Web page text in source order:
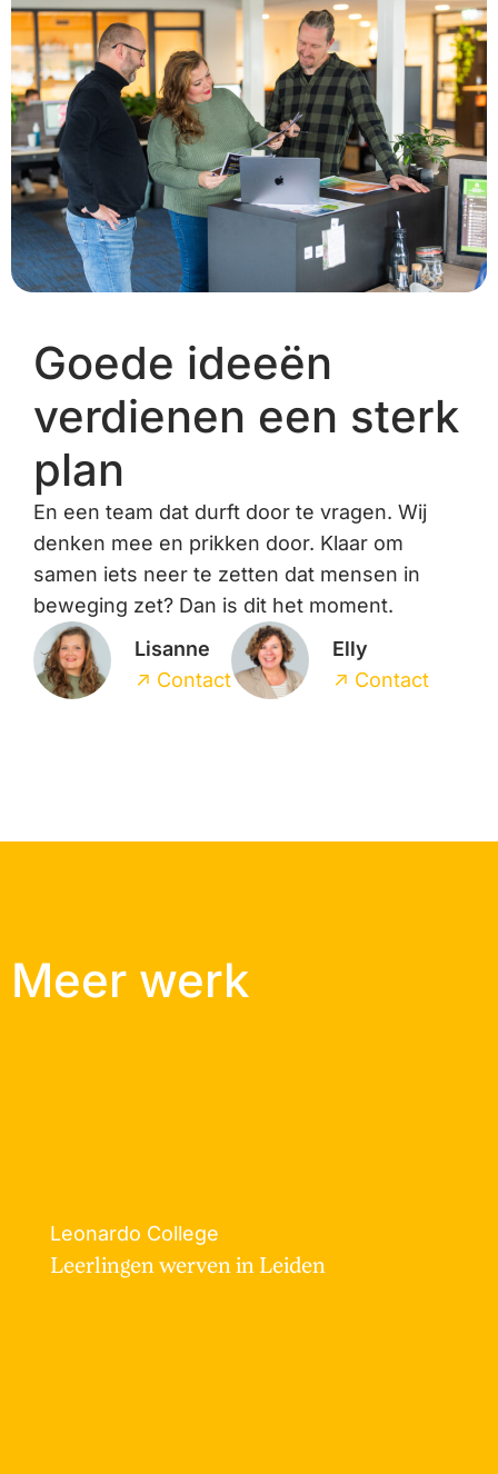
Goede ideeën
verdienen een sterk
plan
En een team dat durft door te vragen. Wij
denken mee en prikken door. Klaar om
samen iets neer te zetten dat mensen in
beweging zet? Dan is dit het moment.
Lisanne
↑ Contact
Elly
↑ Contact
Meer werk
Leonardo College
Leerlingen werven in Leiden